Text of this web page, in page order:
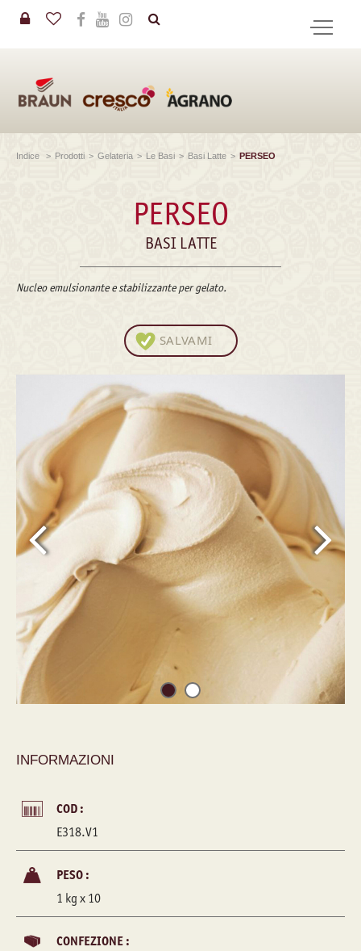
Indice > Prodotti > Gelateria > Le Basi > Basi Latte > PERSEO
PERSEO
BASI LATTE
Nucleo emulsionante e stabilizzante per gelato.
SALVAMI
INFORMAZIONI
COD :
E318.V1
PESO :
1 kg x 10
CONFEZIONE :